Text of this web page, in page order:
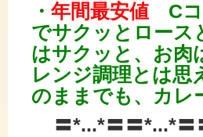
・ 年間最安値 Cコ
でサクッとロー
はサクッと、お肉
レンジ調理とは思
のままでも、カレ
〓*...*〓〓*...*